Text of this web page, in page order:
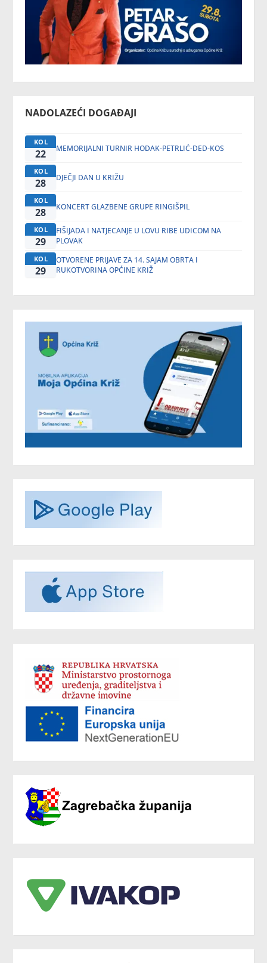
NADOLAZEĆI DOGAĐAJI
KOL
22 MEMORIJALNI TURNIR HODAK-PETRLIĆ-DED-KOS
KOL
28 DJEČJI DAN U KRIŽU
KOL
28 KONCERT GLAZBENE GRUPE RINGIŠPIL
KOL
29
FIŠIJADA I NATJECANJE U LOVU RIBE UDICOM NA
PLOVAK
KOL
29
OTVORENE PRIJAVE ZA 14. SAJAM OBRTA I
RUKOTVORINA OPĆINE KRIŽ